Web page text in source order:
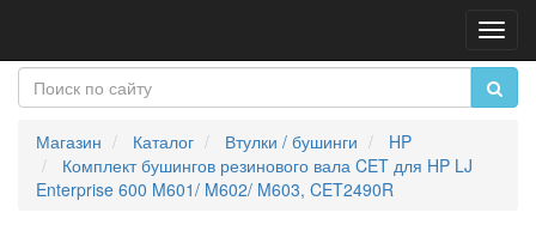
Магазин Каталог Втулки / бушинги
HP
Комплект бушингов резинового вала CET для HP LJ
Enterprise 600 M601/ M602/ M603, CET2490R